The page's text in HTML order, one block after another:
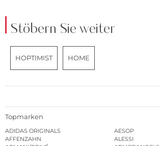
Stöbern Sie weiter
HOPTIMIST HOME
Topmarken
ADIDAS ORIGINALS
AESOP
AFFENZAHN
ALESSI